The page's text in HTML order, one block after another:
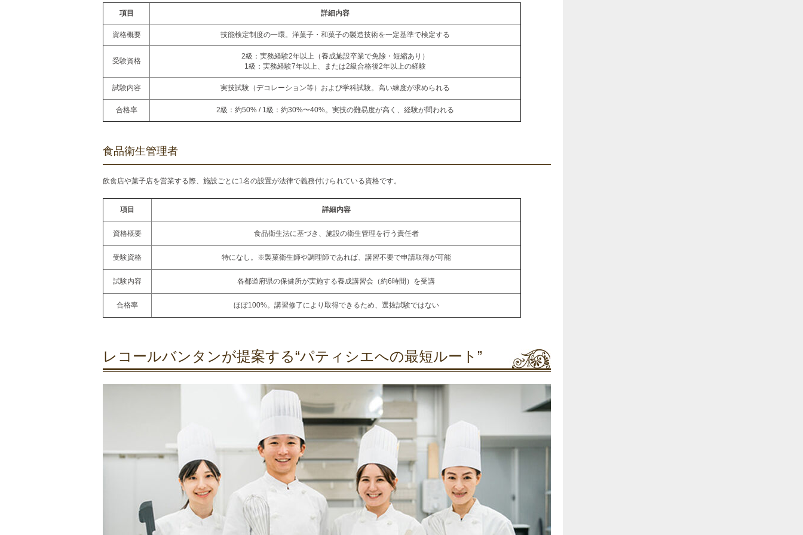
項目 詳細内容
資格概要 技能検定制度の一環。洋菓子・和菓子の製造技術を一定基準で検定する
受験資格
2級：実務経験2年以上（養成施設卒業で免除・短縮あり）
1級：実務経験7年以上、または2級合格後2年以上の経験
試験内容 実技試験（デコレーション等）および学科試験。高い練度が求められる
合格率 2級：約50% / 1級：約30%〜40%。実技の難易度が高く、経験が問われる
食品衛生管理者
飲食店や菓子店を営業する際、施設ごとに1名の設置が法律で義務付けられている資格です。
項目 詳細内容
資格概要 食品衛生法に基づき、施設の衛生管理を行う責任者
受験資格 特になし。※製菓衛生師や調理師であれば、講習不要で申請取得が可能
試験内容 各都道府県の保健所が実施する養成講習会（約6時間）を受講
合格率 ほぼ100%。講習修了により取得できるため、選抜試験ではない
レコールバンタンが提案する“パティシエへの最短ルート”